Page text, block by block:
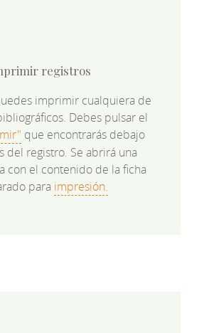
registros
imprimir cualquiera de
Debes pulsar el
que encontrarás debajo
del registro. Se abrirá una
con el contenido de la ficha
para impresión.